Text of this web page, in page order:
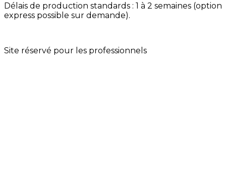
Délais de production standards : 1 à 2 semaines (option
express possible sur demande).
Site réservé pour les professionnels